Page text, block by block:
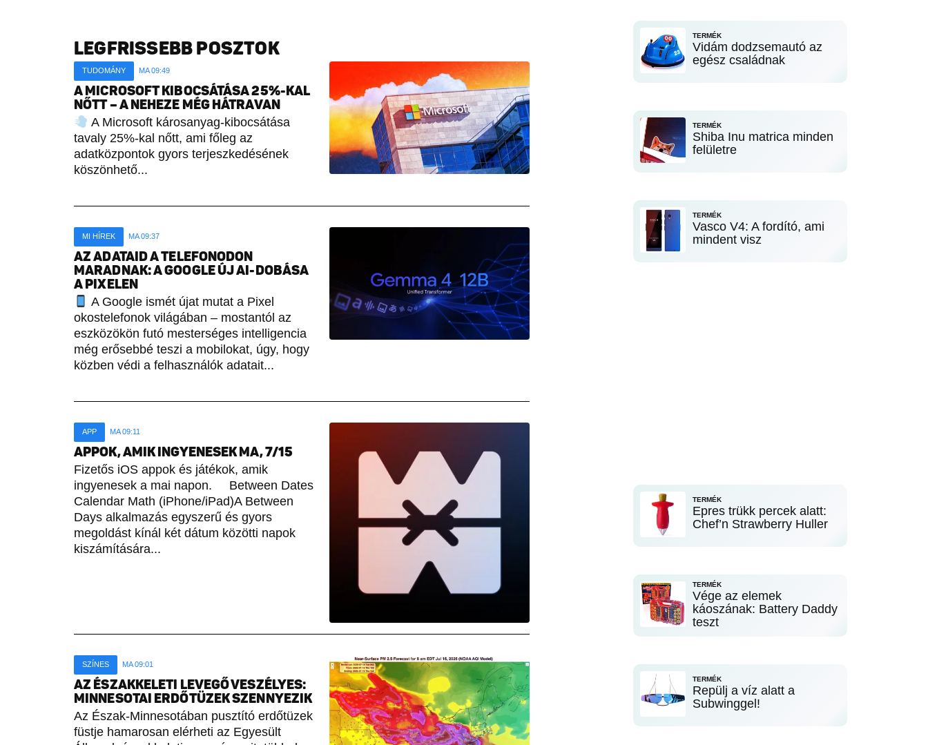
LEGFRISSEBB POSZTOK
TUDOMÁNY MA 09:49
A MICROSOFT KIBOCSÁTÁSA 25%-KAL
NŐTT – A NEHEZE MÉG HÁTRAVAN
A Microsoft károsanyag-kibocsátása
tavaly 25%-kal nőtt, ami főleg az
adatközpontok gyors terjeszkedésének
köszönhető...
MI HÍREK MA 09:37
AZ ADATAID A TELEFONODON
MARADNAK: A GOOGLE ÚJ AI-DOBÁSA
A PIXELEN
A Google ismét újat mutat a Pixel
okostelefonok világában – mostantól az
eszközökön futó mesterséges intelligencia
még erősebbé teszi a mobilokat, úgy, hogy
közben védi a felhasználók adatait...
APP MA 09:11
APPOK, AMIK INGYENESEK MA, 7/15
Fizetős iOS appok és játékok, amik
ingyenesek a mai napon. Between Dates
Calendar Math (iPhone/iPad)A Between
Days alkalmazás egyszerű és gyors
megoldást kínál két dátum közötti napok
kiszámítására...
SZÍNES MA 09:01
AZ ÉSZAKKELETI LEVEGŐ VESZÉLYES:
MINNESOTAI ERDŐTÜZEK SZENNYEZIK
Az Észak-Minnesotában pusztító erdőtüzek
füstje hamarosan elérheti az Egyesült
TERMÉK
Vidám dodzsemautó az
egész családnak
TERMÉK
Shiba Inu matrica minden
felületre
TERMÉK
Vasco V4: A fordító, ami
mindent visz
TERMÉK
Epres trükk percek alatt:
Chef’n Strawberry Huller
TERMÉK
Vége az elemek
káoszának: Battery Daddy
teszt
TERMÉK
Repülj a víz alatt a
Subwinggel!